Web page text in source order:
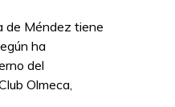
de Méndez tiene
ha
del
Olmeca,